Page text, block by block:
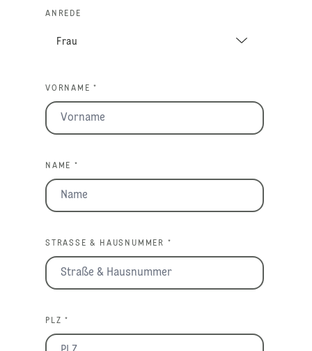
ANREDE
VORNAME *
NAME *
STRASSE & HAUSNUMMER *
PLZ *